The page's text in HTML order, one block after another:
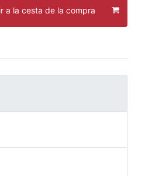
a la cesta de la compra